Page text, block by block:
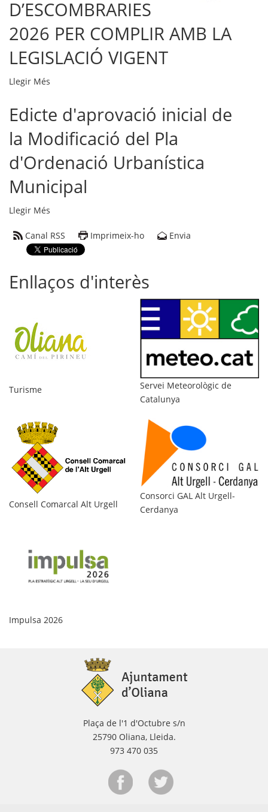
i
a
constitució
d'una
borsa
treball
-
municipi
-
D’ESCOMBRARIES
2026 PER COMPLIR AMB LA
LEGISLACIÓ VIGENT
CARTA
COMUNICACIÓ
NOVA
TAXA
2026
COMPLIR
AMB
LEGISLACIÓ
VIGENT
Llegir Més
Edicte d'aprovació inicial de
la Modificació del Pla
d'Ordenació Urbanística
Municipal
Edicte
inicial
Modificació
del
Urbanística
Municipal
Llegir Més
Canal RSS Imprimeix-ho Envia
Enllaços d'interès
Turisme
Servei Meteorològic de
Catalunya
Consell Comarcal Alt Urgell
Consorci GAL Alt Urgell-
Cerdanya
Impulsa 2026
Plaça de l'1 d'Octubre s/n
25790 Oliana, Lleida.
973 470 035